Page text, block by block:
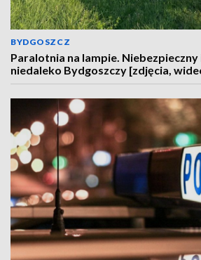
BYDGOSZCZ
Paralotnia na lampie.
niedaleko Bydgoszczy [zdjęcia,